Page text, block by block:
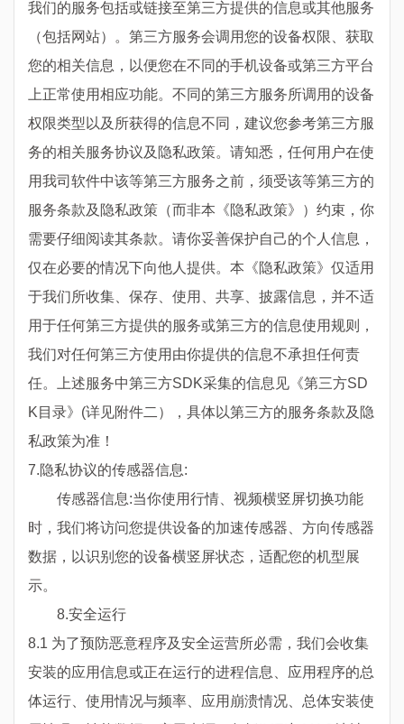
我们的服务包括或链接至第三方提供的信息或其他服务
（包括网站）。第三方服务会调用您的设备权限、获取
您的相关信息，以便您在不同的手机设备或第三方平台
上正常使用相应功能。不同的第三方服务所调用的设备
权限类型以及所获得的信息不同，建议您参考第三方服
务的相关服务协议及隐私政策。请知悉，任何用户在使
用我司软件中该等第三方服务之前，须受该等第三方的
服务条款及隐私政策（而非本《隐私政策》）约束，你
需要仔细阅读其条款。请你妥善保护自己的个人信息，
仅在必要的情况下向他人提供。本《隐私政策》仅适用
于我们所收集、保存、使用、共享、披露信息，并不适
用于任何第三方提供的服务或第三方的信息使用规则，
我们对任何第三方使用由你提供的信息不承担任何责
任。上述服务中第三方SDK采集的信息见 《第三方SD
K目录》 (详见附件二），具体以第三方的服务条款及隐
私政策为准！
7.隐私协议的传感器信息:
传感器信息:当你使用行情、视频横竖屏切换功能
时，我们将访问您提供设备的加速传感器、方向传感器
数据，以识别您的设备横竖屏状态，适配您的机型展
示。
8.安全运行
8.1 为了预防恶意程序及安全运营所必需，我们会收集
安装的应用信息或正在运行的进程信息、应用程序的总
体运行、使用情况与频率、应用崩溃情况、总体安装使